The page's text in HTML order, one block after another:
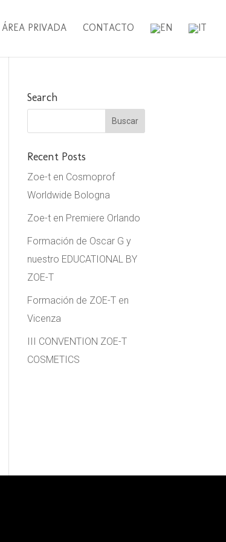
ÁREA PRIVADA CONTACTO
Search
Recent Posts
Zoe-t en Cosmoprof
Worldwide Bologna
Zoe-t en Premiere Orlando
Formación de Oscar G y
nuestro EDUCATIONAL BY
ZOE-T
Formación de ZOE-T en
Vicenza
III CONVENTION ZOE-T
COSMETICS